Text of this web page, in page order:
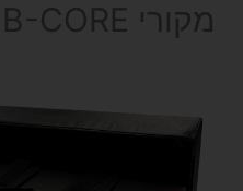
מקורי B-CORE *הובלה בחינם*